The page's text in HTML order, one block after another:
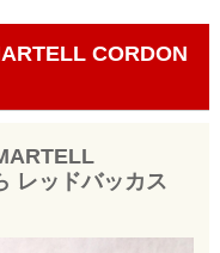
CORDON
レッドバッカス